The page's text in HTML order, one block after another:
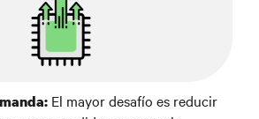
El mayor desafío es reducir